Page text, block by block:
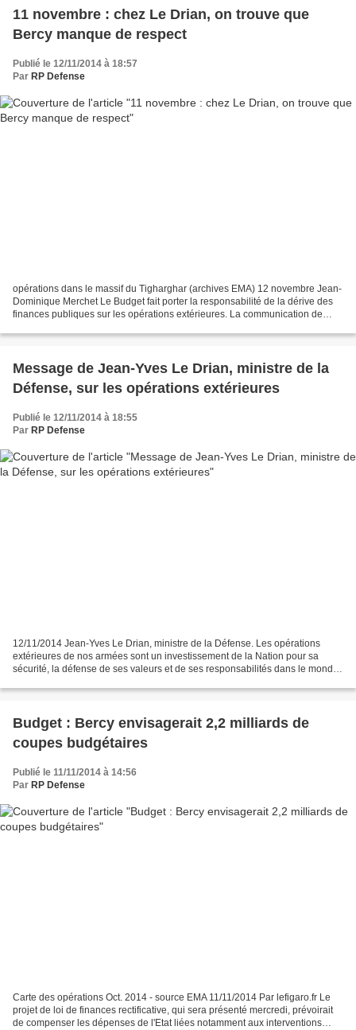
11 novembre : chez Le Drian, on trouve que
Bercy manque de respect
Publié le 12/11/2014 à 18:57
Par RP Defense
opérations dans le massif du Tigharghar (archives EMA) 12 novembre Jean-
Dominique Merchet Le Budget fait porter la responsabilité de la dérive des
finances publiques sur les opérations extérieures. La communication de
Message de Jean-Yves Le Drian, ministre de la
Défense, sur les opérations extérieures
Publié le 12/11/2014 à 18:55
Par RP Defense
12/11/2014 Jean-Yves Le Drian, ministre de la Défense. Les opérations
extérieures de nos armées sont un investissement de la Nation pour sa
sécurité, la défense de ses valeurs et de ses responsabilités dans le monde
Budget : Bercy envisagerait 2,2 milliards de
coupes budgétaires
Publié le 11/11/2014 à 14:56
Par RP Defense
Carte des opérations Oct. 2014 - source EMA 11/11/2014 Par lefigaro.fr Le
projet de loi de finances rectificative, qui sera présenté mercredi, prévoirait
de compenser les dépenses de l'Etat liées notamment aux interventions